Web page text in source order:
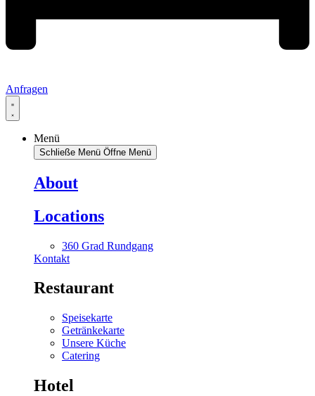
Anfragen
Menü
Schließe Menü Öffne Menü
About
Locations
360 Grad Rundgang
Kontakt
Restaurant
Speisekarte
Getränkekarte
Unsere Küche
Catering
Hotel